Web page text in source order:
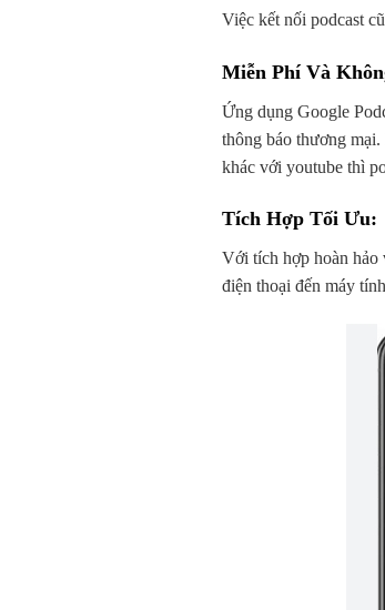
Việc kết nối podcast
Miễn Phí Và
Ứng dụng Google
thông báo thương
khác với youtube thì
Tích Hợp Tối Ưu:
Với tích hợp hoàn hảo
điện thoại đến máy